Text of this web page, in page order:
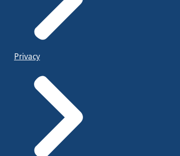
Privacy